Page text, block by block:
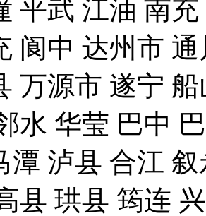
平武 江油 南
阆中 达州市
万源市 遂宁
水 华莹 巴中
潭 泸县 合江
县 珙县 筠连